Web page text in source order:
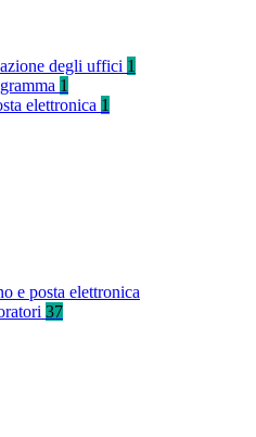
degli uffici 1
1
elettronica 1
e posta elettronica
37